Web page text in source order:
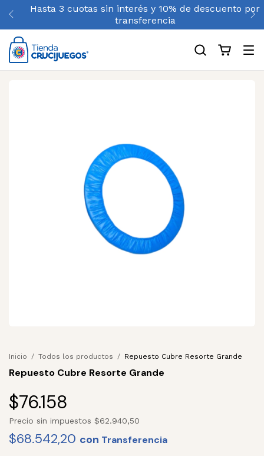
Hasta 3 cuotas sin interés y 10% de descuento por
transferencia
Inicio / Todos los productos / Repuesto Cubre Resorte Grande
Repuesto Cubre Resorte Grande
$76.158
Precio sin impuestos $62.940,50
$68.542,20 con